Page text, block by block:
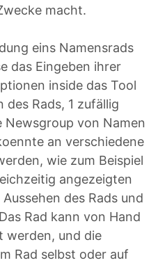
macht.
eins Namensrads
das Eingeben ihrer
inside das Tool
des Rads, 1 zufällig
Newsgroup von Namen
an verschiedene
wie zum Beispiel
angezeigten
des Rads und
Rad kann von Hand
werden, und die
Rad selbst oder auf